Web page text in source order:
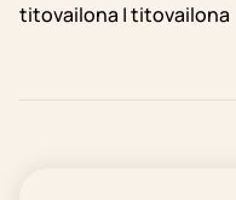
titovailona | titovailona